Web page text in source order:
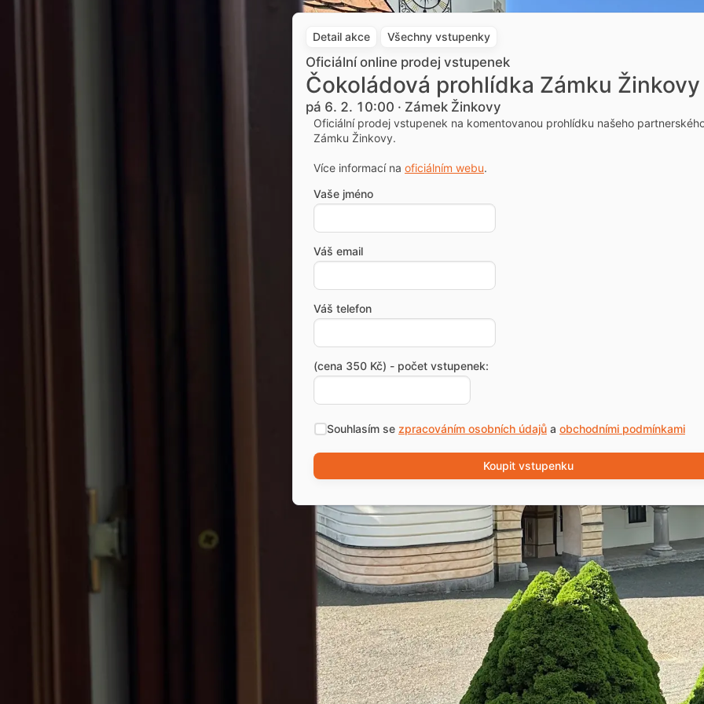
Detail akce Všechny vstupenky
Oficiální online prodej vstupenek
Čokoládová prohlídka Zámku Žinkovy
pá 6. 2. 10:00 · Zámek Žinkovy
Oficiální prodej vstupenek na komentovanou prohlídku našeho
Zámku Žinkovy.
Více informací na oficiálním webu.
Vaše jméno
Váš email
Váš telefon
(cena 350 Kč) - počet vstupenek:
Souhlasím se zpracováním osobních údajů a obchodními podmínkami
Koupit vstupenku